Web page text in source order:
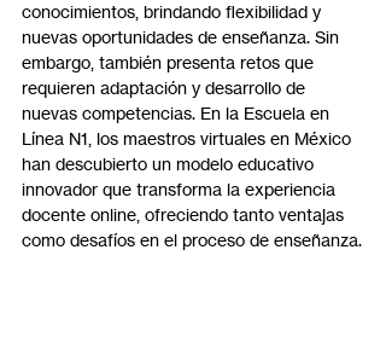
conocimientos, brindando flexibilidad y
nuevas oportunidades de enseñanza. Sin
embargo, también presenta retos que
requieren adaptación y desarrollo de
nuevas competencias. En la Escuela en
Línea N1, los maestros virtuales en México
han descubierto un modelo educativo
innovador que transforma la experiencia
docente online, ofreciendo tanto ventajas
como desafíos en el proceso de enseñanza.